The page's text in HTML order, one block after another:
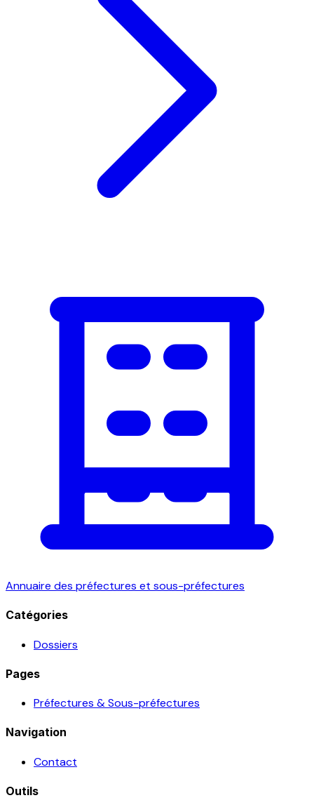
Annuaire des préfectures et sous-préfectures
Catégories
Dossiers
Pages
Préfectures & Sous-préfectures
Navigation
Contact
Outils